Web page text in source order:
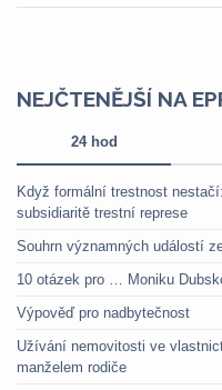
NEJČTENĚJŠÍ NA
24 hod
Když formální trestnost
subsidiaritě trestní represe
Souhrn významných událostí
10 otázek pro … Moniku
Výpověď pro nadbytečnost
Užívání nemovitosti ve
manželem rodiče